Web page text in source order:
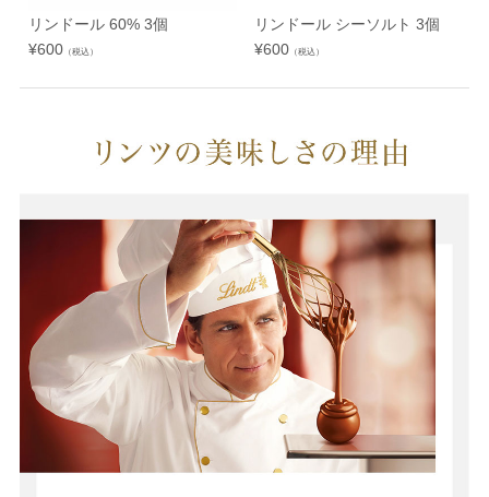
リンドール 60% 3個
¥600（税込）
リンドール シーソルト 3個
¥600（税込）